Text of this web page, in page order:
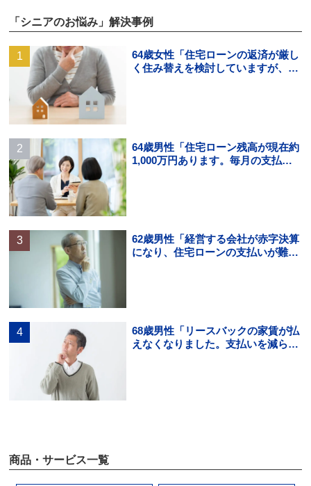
「シニアのお悩み」解決事例
64歳女性「住宅ローンの返済が厳し
く住み替えを検討していますが、頭
64歳男性「住宅ローン残高が現在約
1,000万円あります。毎月の支払い
62歳男性「経営する会社が赤字決算
になり、住宅ローンの支払いが難し
68歳男性「リースバックの家賃が払
えなくなりました。支払いを減らす
商品・サービス一覧